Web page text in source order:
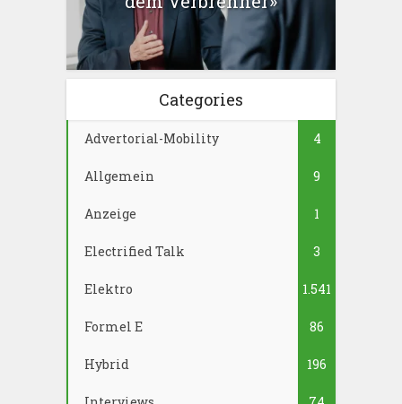
Categories
Advertorial-Mobility 4
Allgemein 9
Anzeige 1
Electrified Talk 3
Elektro 1.541
Formel E 86
Hybrid 196